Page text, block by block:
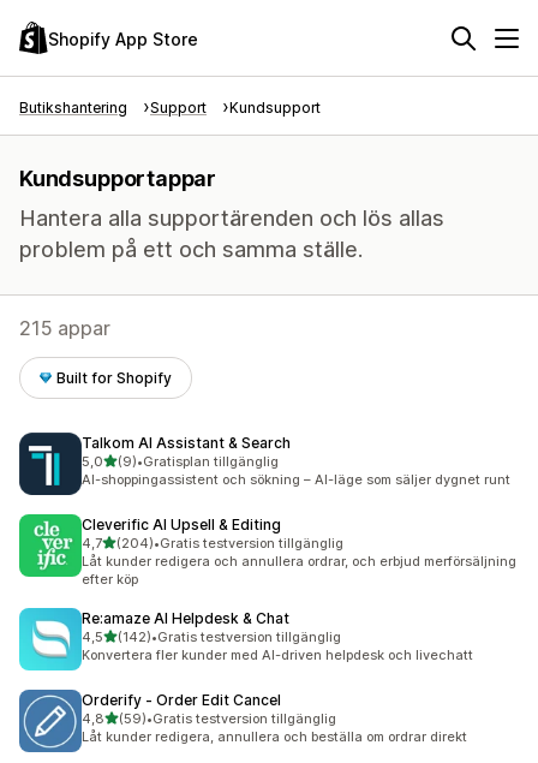
Shopify App Store
Butikshantering Support Kundsupport
Kundsupportappar
Hantera alla supportärenden och lös allas
problem på ett och samma ställe.
215 appar
Built for Shopify
Talkom AI Assistant & Search
5,0av 5 stjärnor
(9)
9 recensioner totalt
•Gratisplan tillgänglig
AI-shoppingassistent och sökning – AI-läge som säljer dygnet runt
Cleverific AI Upsell & Editing
4,7av 5 stjärnor
(204)
204 recensioner totalt
•Gratis testversion tillgänglig
Låt kunder redigera och annullera ordrar, och erbjud merförsäljning
efter köp
Re:amaze AI Helpdesk & Chat
4,5av 5 stjärnor
(142)
142 recensioner totalt
•Gratis testversion tillgänglig
Konvertera fler kunder med AI-driven helpdesk och livechatt
Orderify ‑ Order Edit Cancel
4,8av 5 stjärnor
(59)
59 recensioner totalt
•Gratis testversion tillgänglig
Låt kunder redigera, annullera och beställa om ordrar direkt